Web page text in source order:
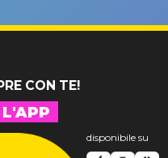
CON TE!
disponibile su